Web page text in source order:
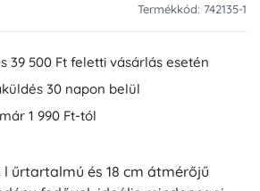
Termékkód: 742135-1
39 500 Ft feletti vásárlás esetén
30 napon belül
1 990 Ft-tól
l űrtartalmú és 18 cm átmérőjű